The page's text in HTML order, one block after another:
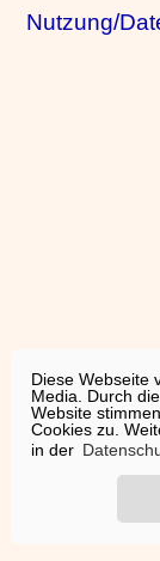
Diese Webseite
Media. Durch
Website
Cookies zu.
in der
Nutzung/